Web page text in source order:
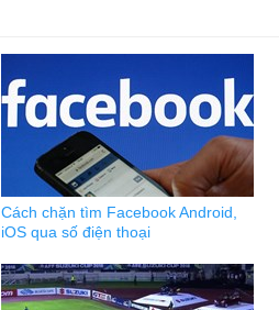
Cách chặn tìm Facebook Android,
iOS qua số điện thoại